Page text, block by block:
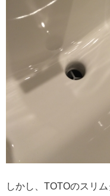
しかし、TOTOのスリ